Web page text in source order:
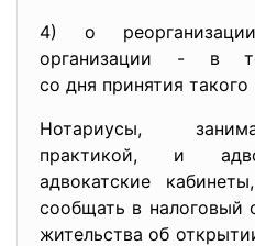
4) о
организации - в
со дня принятия такого
Нотариусы,
практикой, и
адвокатские
сообщать в налоговый
жительства об